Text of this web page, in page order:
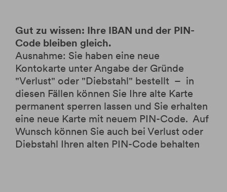
​​​​​​​Gut zu wissen: Ihre IBAN und der PIN-
Code bleiben gleich.
Ausnahme: Sie haben eine neue
Kontokarte unter Angabe der Gründe
"Verlust" oder "Diebstahl" bestellt – in
diesen Fällen können Sie Ihre alte Karte
permanent sperren lassen und Sie erhalten
eine neue Karte mit neuem PIN-Code. Auf
Wunsch können Sie auch bei Verlust oder
Diebstahl Ihren alten PIN-Code behalten